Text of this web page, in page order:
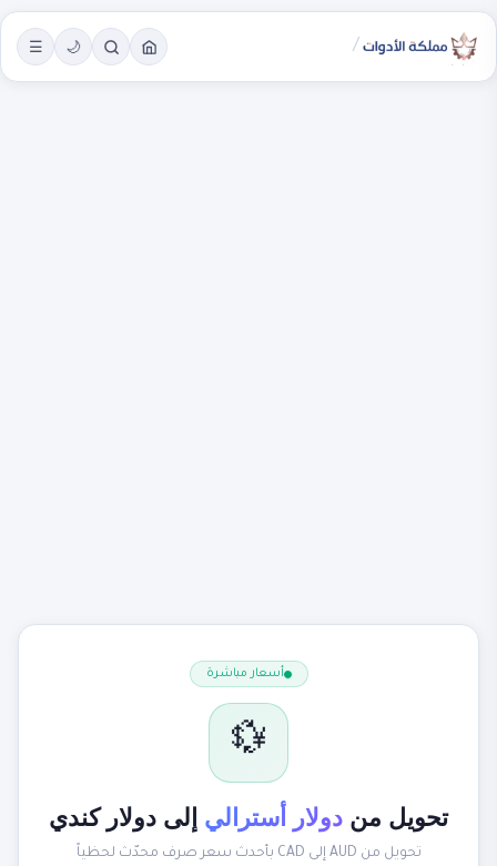
/
🌙
☰
أسعار مباشرة
💱
تحويل من دولار أسترالي إلى دولار كندي
تحويل من AUD إلى CAD بأحدث سعر صرف محدّث لحظياً